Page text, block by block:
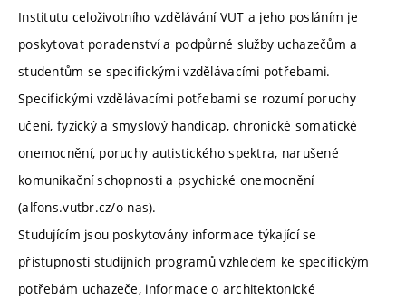
Institutu celoživotního vzdělávání VUT a jeho posláním je
poskytovat poradenství a podpůrné služby uchazečům a
studentům se specifickými vzdělávacími potřebami.
Specifickými vzdělávacími potřebami se rozumí poruchy
učení, fyzický a smyslový handicap, chronické somatické
onemocnění, poruchy autistického spektra, narušené
komunikační schopnosti a psychické onemocnění
(alfons.vutbr.cz/o-nas).
Studujícím jsou poskytovány informace týkající se
přístupnosti studijních programů vzhledem ke specifickým
potřebám uchazeče, informace o architektonické